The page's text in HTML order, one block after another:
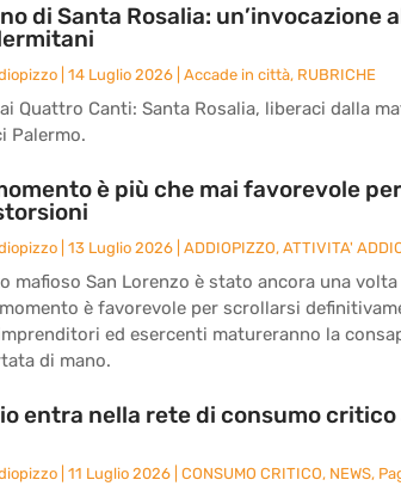
di Santa Rosalia: un’invocazione
14 Luglio 2026 Accade in città, RUBRICHE
Quattro Canti: Santa Rosalia, liberaci dalla
Palermo.
è più che mai favorevole
13 Luglio 2026 ADDIOPIZZO, ATTIVITA'
mafioso San Lorenzo è stato ancora una
è favorevole per scrollarsi
ed esercenti matureranno la
di mano.
entra nella rete di consumo
11 Luglio 2026 CONSUMO CRITICO, NEWS,